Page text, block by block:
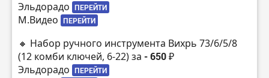
Эльдорадо ПЕРЕЙТИ
М.Видео ПЕРЕЙТИ
🔸 Набор ручного инструмента Вихрь 73/6/5/8
(12 комби ключей, 6-22) за - 650 ₽
Эльдорадо ПЕРЕЙТИ